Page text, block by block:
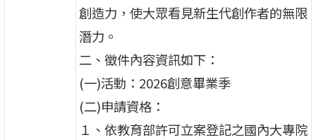
創造力，使大眾看見新生代創作者的無限
潛力。
二、徵件內容資訊如下：
(一)活動：2026創意畢業季
(二)申請資格：
１、依教育部許可立案登記之國內大專院